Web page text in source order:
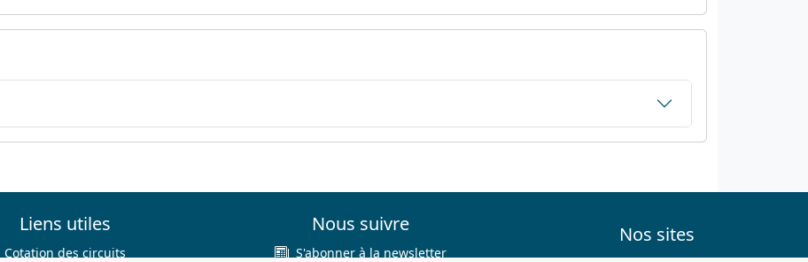
Liens utiles
Cotation des circuits
Nous suivre
S'abonner à la newsletter
Nos sites